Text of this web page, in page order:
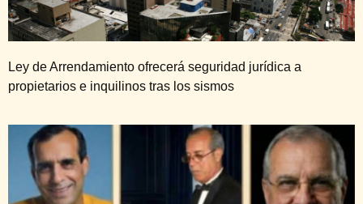
Ley de Arrendamiento ofrecerá seguridad jurídica a
propietarios e inquilinos tras los sismos